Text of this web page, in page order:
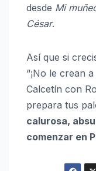
desde Mi
César.
Así que si
“¡No le crean
Calcetín con
prepara tus
calurosa,
comenzar en